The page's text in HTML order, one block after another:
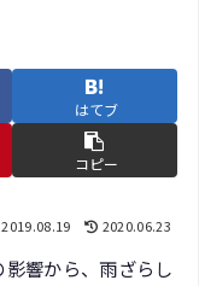
はてブ
コピー
2019.08.19 2020.06.23
響から、雨ざらし